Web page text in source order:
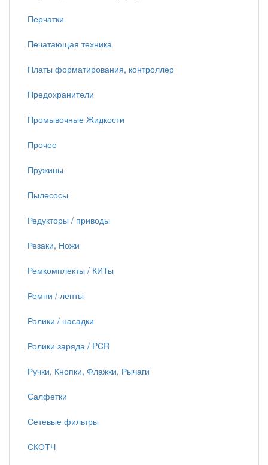
Перчатки
Печатающая техника
Платы форматирования, контроллер
Предохранители
Промывочные Жидкости
Прочее
Пружины
Пылесосы
Редукторы / приводы
Резаки, Ножи
Ремкомплекты / КИТы
Ремни / ленты
Ролики / насадки
Ролики заряда / PCR
Ручки, Кнопки, Флажки, Рычаги
Салфетки
Сетевые фильтры
СКОТЧ